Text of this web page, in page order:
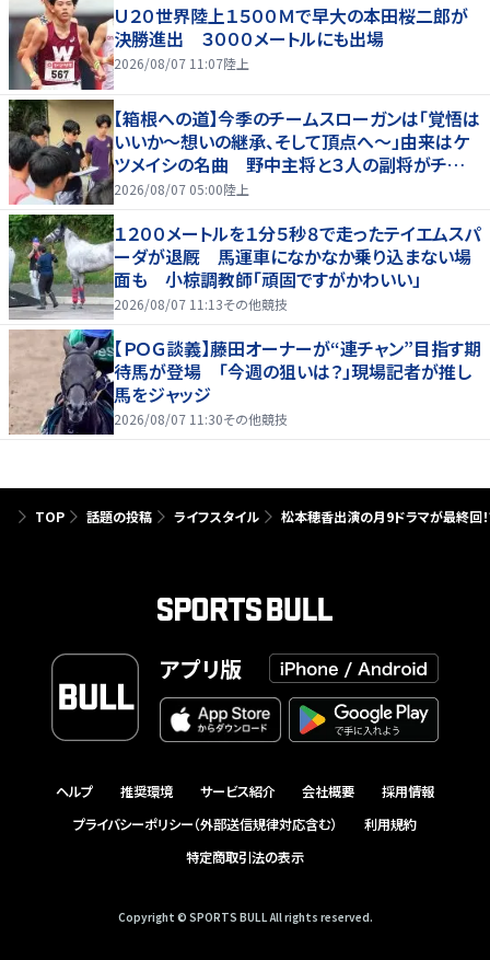
Ｕ２０世界陸上１５００Ｍで早大の本田桜二郎が
決勝進出 ３０００メートルにも出場
2026/08/07 11:07陸上
【箱根への道】今季のチームスローガンは「覚悟は
いいか～想いの継承、そして頂点へ～」由来はケ
ツメイシの名曲 野中主将と３人の副将がチーム
を引っ張る…夏合宿特集第１弾、国学院大
2026/08/07 05:00陸上
１２００メートルを１分５秒８で走ったテイエムスパ
ーダが退厩 馬運車になかなか乗り込まない場
面も 小椋調教師「頑固ですがかわいい」
2026/08/07 11:13その他競技
【ＰＯＧ談義】藤田オーナーが“連チャン”目指す期
待馬が登場 「今週の狙いは？」現場記者が推し
馬をジャッジ
2026/08/07 11:30その他競技
TOP 話題の投稿 ライフスタイル 松本穂香出演の月9ドラマが最終回！
アプリ版
ヘルプ 推奨環境 サービス紹介 会社概要
採用情報
プライバシーポリシー（外部送信規律対応含む）
利用規約
特定商取引法の表示
Copyright © SPORTS BULL All rights reserved.